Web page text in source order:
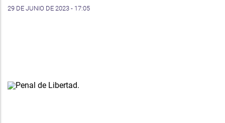
29 DE JUNIO DE 2023 - 17:05